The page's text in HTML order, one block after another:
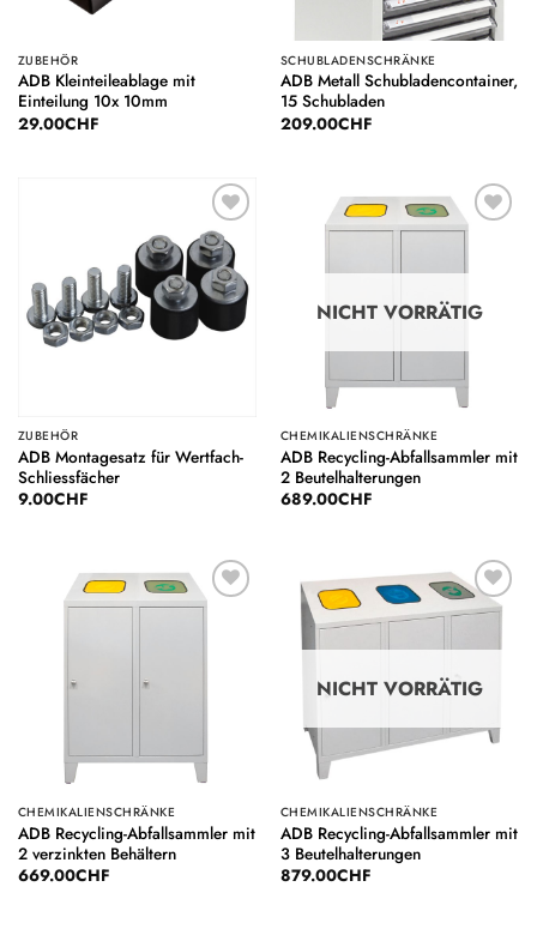
ZUBEHÖR
ADB Kleinteileablage mit
Einteilung 10x 10mm
29.00CHF
SCHUBLADENSCHRÄNKE
ADB Metall Schubladencontainer,
15 Schubladen
209.00CHF
Auf die
Wunschliste
ZUBEHÖR
ADB Montagesatz für Wertfach-
Schliessfächer
9.00CHF
NICHT VORRÄTIG
CHEMIKALIENSCHRÄNKE
ADB Recycling-Abfallsammler mit
2 Beutelhalterungen
689.00CHF
Auf die
CHEMIKALIENSCHRÄNKE
ADB Recycling-Abfallsammler mit
2 verzinkten Behältern
669.00CHF
Auf die
NICHT VORRÄTIG
CHEMIKALIENSCHRÄNKE
ADB Recycling-Abfallsammler mit
3 Beutelhalterungen
879.00CHF